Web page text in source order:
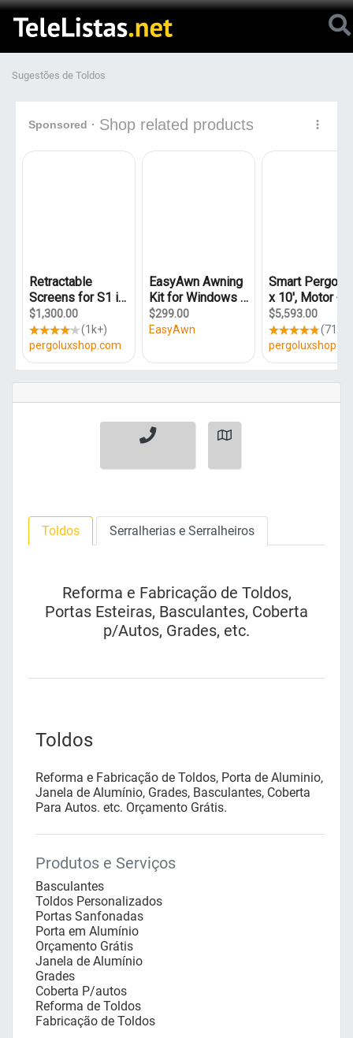
Sugestões de Toldos
Toldos Serralherias e Serralheiros
Reforma e Fabricação de Toldos,
Portas Esteiras, Basculantes, Coberta
p/Autos, Grades, etc.
Toldos
Reforma e Fabricação de Toldos, Porta de Aluminio,
Janela de Alumínio, Grades, Basculantes, Coberta
Para Autos. etc. Orçamento Grátis.
Produtos e Serviços
Basculantes
Toldos Personalizados
Portas Sanfonadas
Porta em Alumínio
Orçamento Grátis
Janela de Alumínio
Grades
Coberta P/autos
Reforma de Toldos
Fabricação de Toldos